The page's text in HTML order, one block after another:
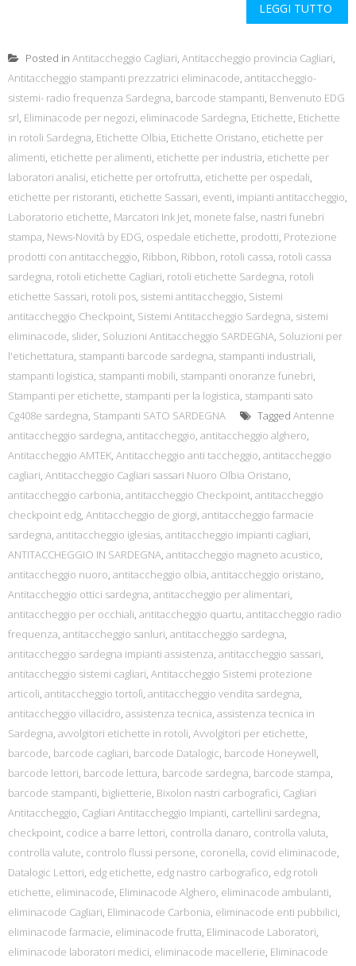
LEGGI TUTTO
Posted in Antitaccheggio Cagliari, Antitaccheggio provincia Cagliari,
Antitaccheggio stampanti prezzatrici eliminacode, antitaccheggio-
sistemi- radio frequenza Sardegna, barcode stampanti, Benvenuto EDG
srl, Eliminacode per negozi, eliminacode Sardegna, Etichette, Etichette
in rotoli Sardegna, Etichette Olbia, Etichette Oristano, etichette per
alimenti, etichette per alimenti, etichette per industria, etichette per
laboratori analisi, etichette per ortofrutta, etichette per ospedali,
etichette per ristoranti, etichette Sassari, eventi, impianti antitaccheggio,
Laboratorio etichette, Marcatori Ink Jet, monete false, nastri funebri
stampa, News-Novità by EDG, ospedale etichette, prodotti, Protezione
prodotti con antitaccheggio, Ribbon, Ribbon, rotoli cassa, rotoli cassa
sardegna, rotoli etichette Cagliari, rotoli etichette Sardegna, rotoli
etichette Sassari, rotoli pos, sistemi antitaccheggio, Sistemi
antitaccheggio Checkpoint, Sistemi Antitaccheggio Sardegna, sistemi
eliminacode, slider, Soluzioni Antitaccheggio SARDEGNA, Soluzioni per
l'etichettatura, stampanti barcode sardegna, stampanti industriali,
stampanti logistica, stampanti mobili, stampanti onoranze funebri,
Stampanti per etichette, stampanti per la logistica, stampanti sato
Cg408e sardegna, Stampanti SATO SARDEGNA Tagged Antenne
antitaccheggio sardegna, antitaccheggio, antitaccheggio alghero,
Antitaccheggio AMTEK, Antitaccheggio anti taccheggio, antitaccheggio
cagliari, Antitaccheggio Cagliari sassari Nuoro Olbia Oristano,
antitaccheggio carbonia, antitaccheggio Checkpoint, antitaccheggio
checkpoint edg, Antitaccheggio de giorgi, antitaccheggio farmacie
sardegna, antitaccheggio iglesias, antitaccheggio impianti cagliari,
ANTITACCHEGGIO IN SARDEGNA, antitaccheggio magneto acustico,
antitaccheggio nuoro, antitaccheggio olbia, antitaccheggio oristano,
Antitaccheggio ottici sardegna, antitaccheggio per alimentari,
antitaccheggio per occhiali, antitaccheggio quartu, antitaccheggio radio
frequenza, antitaccheggio sanluri, antitaccheggio sardegna,
antitaccheggio sardegna impianti assistenza, antitaccheggio sassari,
antitaccheggio sistemi cagliari, Antitaccheggio Sistemi protezione
articoli, antitaccheggio tortolì, antitaccheggio vendita sardegna,
antitaccheggio villacidro, assistenza tecnica, assistenza tecnica in
Sardegna, avvolgitori etichette in rotoli, Avvolgitori per etichette,
barcode, barcode cagliari, barcode Datalogic, barcode Honeywell,
barcode lettori, barcode lettura, barcode sardegna, barcode stampa,
barcode stampanti, biglietterie, Bixolon nastri carbografici, Cagliari
Antitaccheggio, Cagliari Antitaccheggio Impianti, cartellini sardegna,
checkpoint, codice a barre lettori, controlla danaro, controlla valuta,
controlla valute, controlo flussi persone, coronella, covid eliminacode,
Datalogic Lettori, edg etichette, edg nastro carbografico, edg rotoli
etichette, eliminacode, Eliminacode Alghero, eliminacode ambulanti,
eliminacode Cagliari, Eliminacode Carbonia, eliminacode enti pubbilici,
eliminacode farmacie, eliminacode frutta, Eliminacode Laboratori,
eliminacode laboratori medici, eliminacode macellerie, Eliminacode